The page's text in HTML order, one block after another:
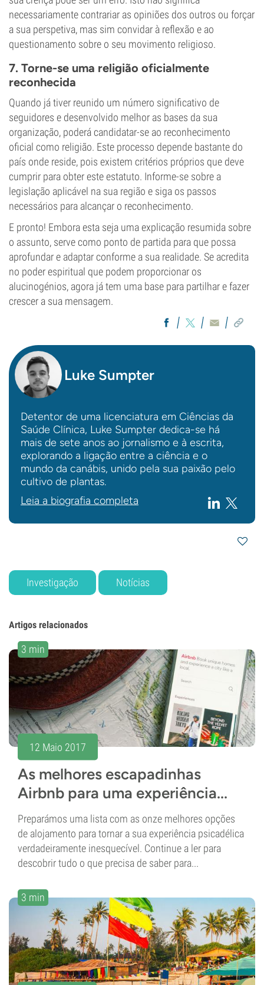
necessariamente contrariar as opiniões dos outros ou forçar
a sua perspetiva, mas sim convidar à reflexão e ao
questionamento sobre o seu movimento religioso.
7. Torne-se uma religião oficialmente
reconhecida
Quando já tiver reunido um número significativo de
seguidores e desenvolvido melhor as bases da sua
organização, poderá candidatar-se ao reconhecimento
oficial como religião. Este processo depende bastante do
país onde reside, pois existem critérios próprios que deve
cumprir para obter este estatuto. Informe-se sobre a
legislação aplicável na sua região e siga os passos
necessários para alcançar o reconhecimento.
E pronto! Embora esta seja uma explicação resumida sobre
o assunto, serve como ponto de partida para que possa
aprofundar e adaptar conforme a sua realidade. Se acredita
no poder espiritual que podem proporcionar os
alucinogénios, agora já tem uma base para partilhar e fazer
crescer a sua mensagem.
Luke Sumpter
Detentor de uma licenciatura em Ciências da
Saúde Clínica, Luke Sumpter dedica-se há
mais de sete anos ao jornalismo e à escrita,
explorando a ligação entre a ciência e o
mundo da canábis, unido pela sua paixão pelo
cultivo de plantas.
Leia a biografia completa
Investigação Notícias
Artigos relacionados
3 min
12 Maio 2017
As melhores escapadinhas
Airbnb para uma experiência...
Preparámos uma lista com as onze melhores opções
de alojamento para tornar a sua experiência psicadélica
verdadeiramente inesquecível. Continue a ler para
descobrir tudo o que precisa de saber para...
3 min